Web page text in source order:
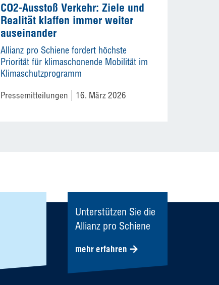
CO2-Ausstoß Verkehr: Ziele und
Realität klaffen immer weiter
auseinander
Allianz pro Schiene fordert höchste
Priorität für klimaschonende Mobilität im
Klimaschutzprogramm
Pressemitteilungen 16. März 2026
Unterstützen Sie die
Allianz pro Schiene
mehr erfahren